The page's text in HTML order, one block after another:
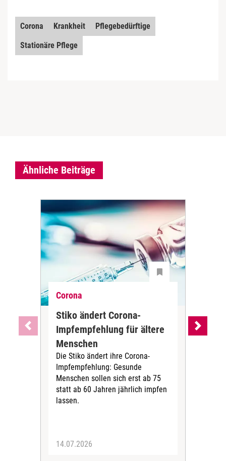
Corona Krankheit
Pflegebedürftige
Stationäre Pflege
Ähnliche Beiträge
Corona
Stiko ändert Corona-
Impfempfehlung für ältere
Menschen
Die Stiko ändert ihre Corona-
Impfempfehlung: Gesunde
Menschen sollen sich erst ab 75
statt ab 60 Jahren jährlich impfen
lassen.
14.07.2026